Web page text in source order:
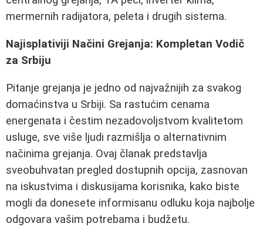
mermernih radijatora, peleta i drugih sistema.
Najisplativiji Načini Grejanja: Kompletan Vodič
za Srbiju
Pitanje grejanja je jedno od najvažnijih za svakog
domaćinstva u Srbiji. Sa rastućim cenama
energenata i čestim nezadovoljstvom kvalitetom
usluge, sve više ljudi razmišlja o alternativnim
načinima grejanja. Ovaj članak predstavlja
sveobuhvatan pregled dostupnih opcija, zasnovan
na iskustvima i diskusijama korisnika, kako biste
mogli da donesete informisanu odluku koja najbolje
odgovara vašim potrebama i budžetu.